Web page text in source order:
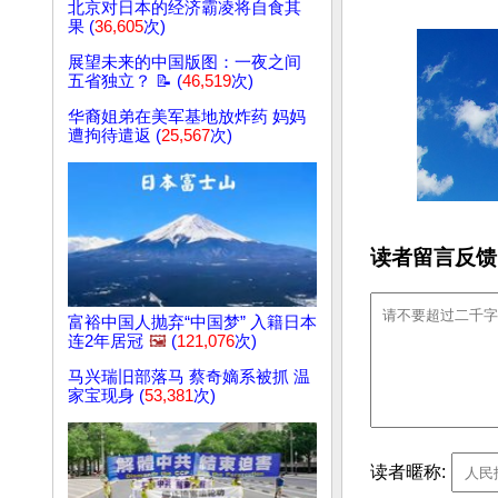
北京对日本的经济霸凌将自食其
果 (36,605次)
展望未来的中国版图：一夜之间
五省独立？ 📝 (46,519次)
华裔姐弟在美军基地放炸药 妈妈
遭拘待遣返 (25,567次)
富裕中国人抛弃“中国梦” 入籍日本
连2年居冠 🖼️ (121,076次)
马兴瑞旧部落马 蔡奇嫡系被抓 温
家宝现身 (53,381次)
读者留言反
读者暱称: